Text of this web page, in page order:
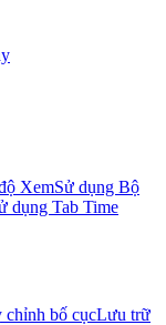
XemSử dụng Bộ
dụng Tab Time
chỉnh bố cụcLưu trữ